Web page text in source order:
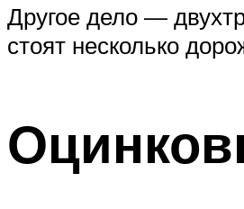
Другое дело —
стоят несколько